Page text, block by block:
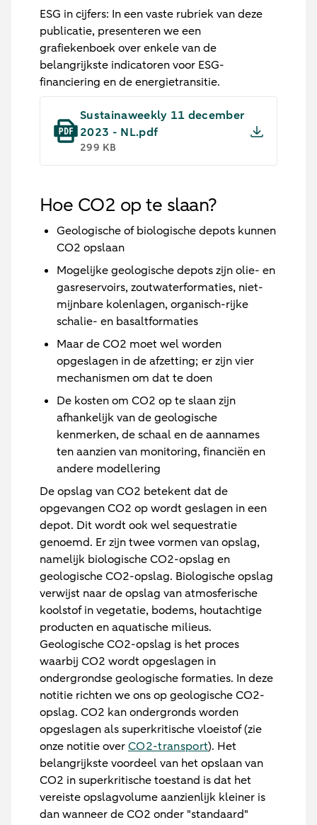
ESG in cijfers: In een vaste rubriek van deze
publicatie, presenteren we een
grafiekenboek over enkele van de
belangrijkste indicatoren voor ESG-
financiering en de energietransitie.
Sustainaweekly 11 december
2023 - NL.pdf
299 KB
Hoe CO2 op te slaan?
Geologische of biologische depots kunnen
CO2 opslaan
Mogelijke geologische depots zijn olie- en
gasreservoirs, zoutwaterformaties, niet-
mijnbare kolenlagen, organisch-rijke
schalie- en basaltformaties
Maar de CO2 moet wel worden
opgeslagen in de afzetting; er zijn vier
mechanismen om dat te doen
De kosten om CO2 op te slaan zijn
afhankelijk van de geologische
kenmerken, de schaal en de aannames
ten aanzien van monitoring, financiën en
andere modellering
De opslag van CO2 betekent dat de
opgevangen CO2 op wordt geslagen in een
depot. Dit wordt ook wel sequestratie
genoemd. Er zijn twee vormen van opslag,
namelijk biologische CO2-opslag en
geologische CO2-opslag. Biologische opslag
verwijst naar de opslag van atmosferische
koolstof in vegetatie, bodems, houtachtige
producten en aquatische milieus.
Geologische CO2-opslag is het proces
waarbij CO2 wordt opgeslagen in
ondergrondse geologische formaties. In deze
notitie richten we ons op geologische CO2-
opslag. CO2 kan ondergronds worden
opgeslagen als superkritische vloeistof (zie
onze notitie overCO2-transport). Het
belangrijkste voordeel van het opslaan van
CO2 in superkritische toestand is dat het
vereiste opslagvolume aanzienlijk kleiner is
dan wanneer de CO2 onder "standaard"